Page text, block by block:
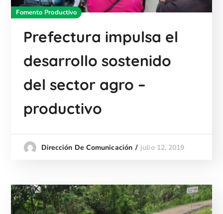
Fomento Productivo
Prefectura impulsa el
desarrollo sostenido
del sector agro –
productivo
Dirección De Comunicación julio 12, 2019